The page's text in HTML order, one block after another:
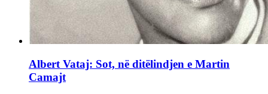
Albert Vataj: Sot, në ditëlindjen e Martin
Camajt